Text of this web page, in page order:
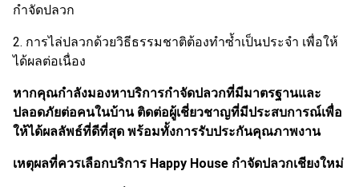
กำจัดปลวก
2. การไล่ปลวกด้วยวิธีธรรมชาติต้องทำซ้ำเป็นประจำ เพื่อให้
ได้ผลต่อเนื่อง
หากคุณกำลังมองหาบริการกำจัดปลวกที่มีมาตรฐานและ
ปลอดภัยต่อคนในบ้าน ติดต่อผู้เชี่ยวชาญที่มีประสบการณ์เพื่อ
ให้ได้ผลลัพธ์ที่ดีที่สุด พร้อมทั้งการรับประกันคุณภาพงาน
เหตุผลที่ควรเลือกบริการ Happy House กำจัดปลวกเชียงใหม่